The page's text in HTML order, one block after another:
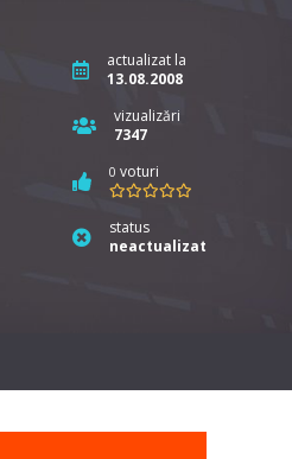
actualizat la
13.08.2008
vizualizări
7347
0 voturi
status
neactualizat